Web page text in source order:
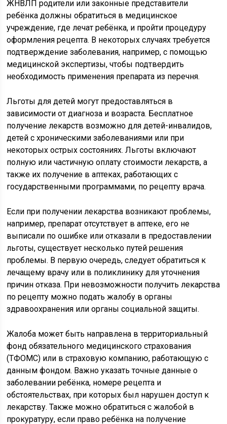
ЖНВЛП родители или законные представители
ребёнка должны обратиться в медицинское
учреждение, где лечат ребёнка, и пройти процедуру
оформления рецепта. В некоторых случаях требуется
подтверждение заболевания, например, с помощью
медицинской экспертизы, чтобы подтвердить
необходимость применения препарата из перечня.
Льготы для детей могут предоставляться в
зависимости от диагноза и возраста. Бесплатное
получение лекарств возможно для детей-инвалидов,
детей с хроническими заболеваниями или при
некоторых острых состояниях. Льготы включают
полную или частичную оплату стоимости лекарств, а
также их получение в аптеках, работающих с
государственными программами, по рецепту врача.
Если при получении лекарства возникают проблемы,
например, препарат отсутствует в аптеке, его не
выписали по ошибке или отказали в предоставлении
льготы, существует несколько путей решения
проблемы. В первую очередь, следует обратиться к
лечащему врачу или в поликлинику для уточнения
причин отказа. При невозможности получить лекарства
по рецепту можно подать жалобу в органы
здравоохранения или органы социальной защиты.
Жалоба может быть направлена в территориальный
фонд обязательного медицинского страхования
(ТФОМС) или в страховую компанию, работающую с
данным фондом. Важно указать точные данные о
заболевании ребёнка, номере рецепта и
обстоятельствах, при которых был нарушен доступ к
лекарству. Также можно обратиться с жалобой в
прокуратуру, если право ребёнка на получение